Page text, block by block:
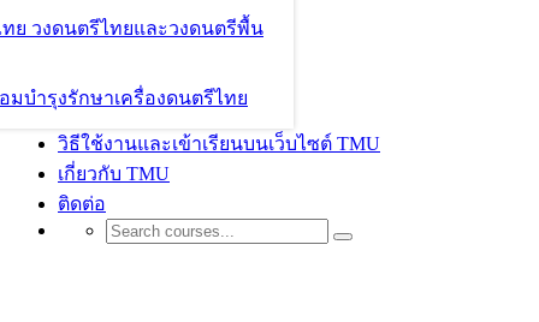
ทย วงดนตรีไทยและวงดนตรีพื้น
มบำรุงรักษาเครื่องดนตรีไทย
วิธีใช้งานและเข้าเรียนบนเว็บไซต์ TMU
เกี่ยวกับ TMU
ติดต่อ